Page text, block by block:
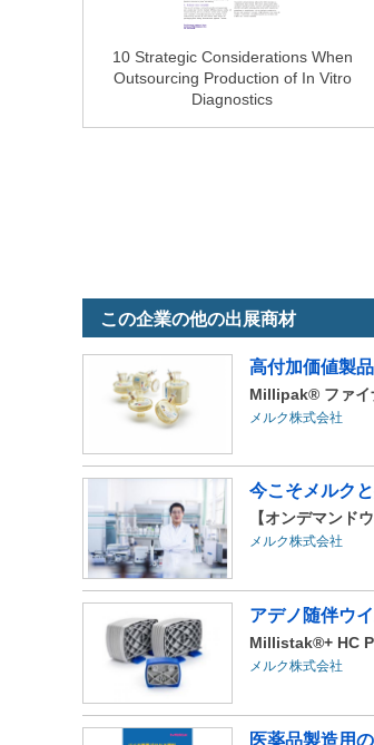
10 Strategic Considerations When
Outsourcing Production of In Vitro
Diagnostics
この企業の他の出展商材
高付加価値製
Millipak® ファイ
メルク株式会社
今こそメルク
【オンデマンド
メルク株式会社
アデノ随伴ウ
Millistak®+ HC
メルク株式会社
医薬品製造用